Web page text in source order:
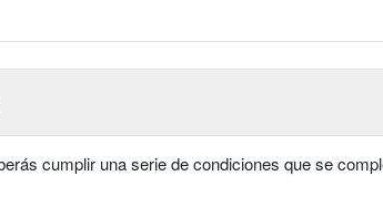
cumplir una serie de condiciones que se